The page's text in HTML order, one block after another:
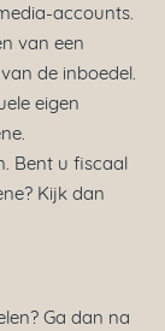
accounts.
van een
de inboedel.
eigen
Bent u fiscaal
Kijk dan
Ga dan na